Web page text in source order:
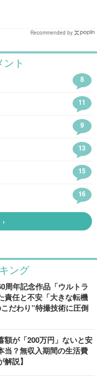
Recommended by
ング
周年記念作品「ウルトラ
責任と不安「大きな転機
だわり”特撮技術に圧倒
額が「200万円」ないと安
当？無収入期間の生活費
説】